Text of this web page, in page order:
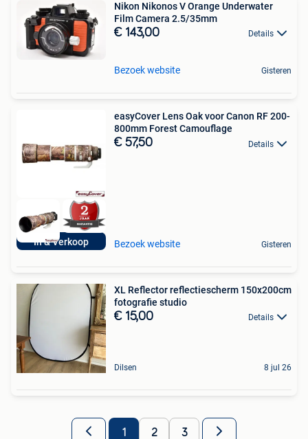
Nikon Nikonos V Orange Underwater
Film Camera 2.5/35mm
€ 143,00 Details
Bezoek website Gisteren
In & Verkoop
easyCover Lens Oak voor Canon RF 200-
800mm Forest Camouflage
€ 57,50 Details
Bezoek website Gisteren
XL Reflector reflectiescherm 150x200cm
fotografie studio
€ 15,00 Details
Dilsen 8 jul 26
1 2 3